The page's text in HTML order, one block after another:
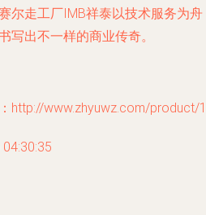
尔走工厂IMB祥泰以技术服务为
写出不一样的商业传奇。
http://www.zhyuwz.com/product/